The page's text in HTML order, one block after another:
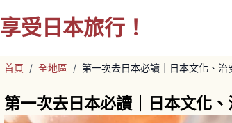
享受 日本旅行！
首頁 / 全地區 / 第一次去日本必讀｜日本文化、治
第一次去日本必讀｜日本文化